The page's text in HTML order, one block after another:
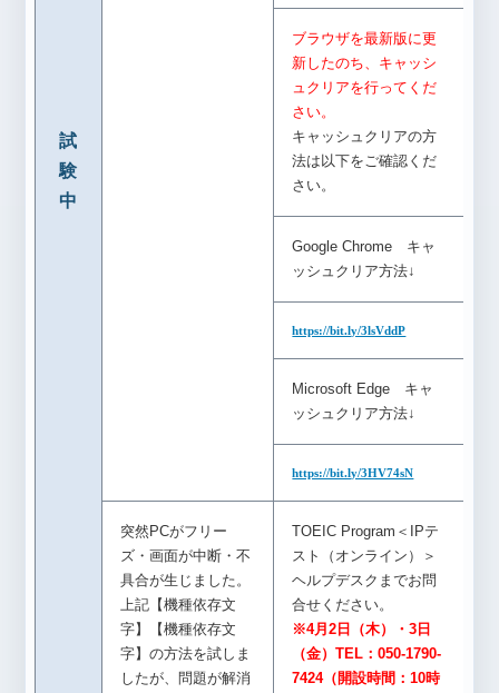
試
験
中
ブラウザを最新版に更
新したのち、キャッシ
ュクリアを行ってくだ
さい。
キャッシュクリアの方
法は以下をご確認くだ
さい。
Google Chrome キャ
ッシュクリア方法↓
https://bit.ly/3lsVddP
Microsoft Edge キャ
ッシュクリア方法↓
https://bit.ly/3HV74sN
突然PCがフリー
ズ・画面が中断・不
具合が生じました。
上記【機種依存文
字】【機種依存文
字】の方法を試しま
したが、問題が解消
TOEIC Program＜IPテ
スト（オンライン）＞
ヘルプデスクまでお問
合せください。
※4月2日（木）・3日
（金）TEL：050-1790-
7424（開設時間：10時